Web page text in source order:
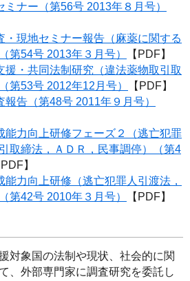
ナー（第56号 2013年８月号）
・現地セミナー報告（麻薬に関する
第54号 2013年３月号）
【PDF】
援・共同法制研究（違法薬物取引取
第53号 2012年12月号）
【PDF】
告（第48号 2011年９月号）
能力向上研修フェーズ２（逃亡犯罪
取締法，ＡＤＲ，民事調停）（第4
PDF】
力向上研修（逃亡犯罪人引渡法，
第42号 2010年３月号）
【PDF】
対象国の法制や現状、社会的に関
、外部専門家に調査研究を委託し